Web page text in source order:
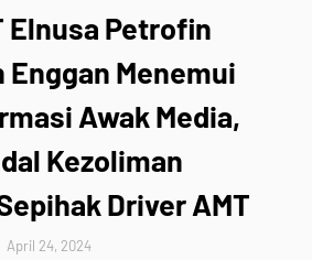
Elnusa Petrofin
Menemui
Awak Media,
Kezoliman
Driver AMT
April 24, 2024